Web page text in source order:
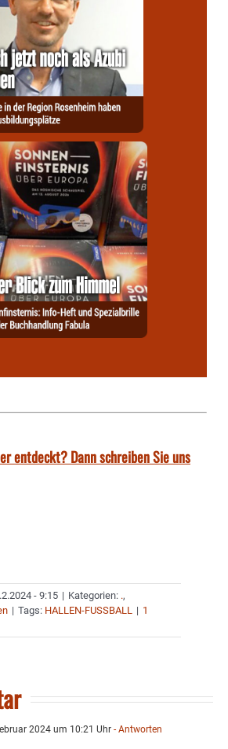
entdeckt? Dann schreiben Sie uns
- 9:15 | Kategorien: .,
| Tags: HALLEN-FUSSBALL | 1
2024 um 10:21 Uhr - Antworten